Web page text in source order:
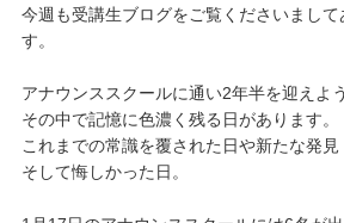
今週も受講生ブログをご覧くださいまして
す。
アナウンススクールに通い2年半を迎えよ
その中で記憶に色濃く残る日があります。
これまでの常識を覆された日や新たな発見
そして悔しかった日。